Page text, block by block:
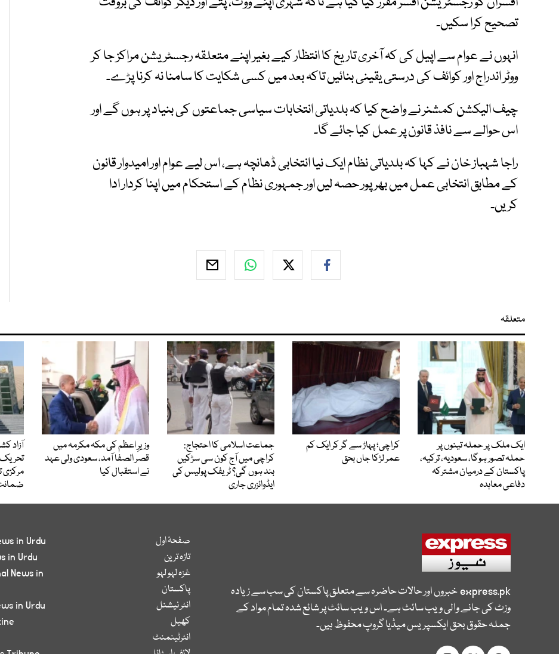
تصحیح کرا سکیں۔
انہوں نے عوام سے اپیل کی کہ آخری تاریخ کا انتظار کیے بغیر اپنے متعلقہ رجسٹریشن مراکز جا کر
ووٹر اندراج اور کوائف کی درستی یقینی بنائیں تاکہ بعد میں کسی شکایت کا سامنا نہ کرنا پڑے۔
چیف الیکشن کمشنر نے واضح کیا کہ بلدیاتی انتخابات سیاسی جماعتوں کی بنیاد پر ہوں گے اور
اس حوالے سے نافذ قانون پر عمل کیا جائے گا۔
راجا شہباز خان نے کہا کہ بلدیاتی نظام ایک نیا انتخابی ڈھانچہ ہے، اس لیے عوام اور امیدوار قانون
کے مطابق انتخابی عمل میں بھرپور حصہ لیں اور جمہوری نظام کے استحکام میں اپنا کردار ادا
کریں۔
متعلقہ
ایک ملک پر حملہ تینوں پر
حملہ تصور ہوگا، سعودیہ، ترکیہ،
پاکستان کے درمیان مشترکہ
دفاعی معاہدہ
کراچی؛ پہاڑ سے گر کر ایک کم
عمر لڑکا جاں بحق
جماعت اسلامی کا احتجاج:
کراچی میں آج کون سی سڑکیں
بند ہوں گی؟ ٹریفک پولیس کی
ایڈوائزری جاری
وزیرِ اعظم کی مکہ مکرمہ میں
قصر الصفا آمد، سعودی ولی عہد
نے استقبال کیا
آزاد
مرکزی
express.pkخبروں اور حالات حاضرہ سے متعلق پاکستان کی سب سے زیادہ
وزٹ کی جانے والی ویب سائٹ ہے۔ اس ویب سائٹ پر شائع شدہ تمام مواد کے
جملہ حقوق بحق ایکسپریس میڈیا گروپ محفوظ ہیں۔
صفحۂ اول
تازہ ترین
غزہ لہو لہو
پاکستان
انٹر نیشنل
کھیل
انٹرٹینمنٹ
in Urdu
in Urdu
News in
in Urdu